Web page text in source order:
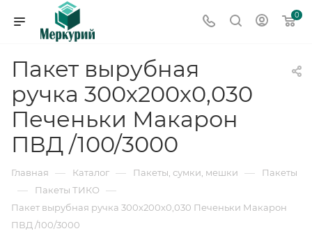
0
Пакет вырубная
ручка 300х200х0,030
Печеньки Макарон
ПВД /100/3000
Главная — Каталог — Пакеты, сумки, мешки — Пакеты
— Пакеты ТИКО —
Пакет вырубная ручка 300х200х0,030 Печеньки Макарон
ПВД /100/3000